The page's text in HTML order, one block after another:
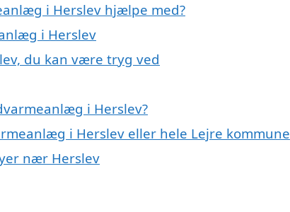
i Herslev hjælpe med?
i Herslev
du kan være tryg ved
i Herslev?
i Herslev eller hele Lejre kommune
nær Herslev